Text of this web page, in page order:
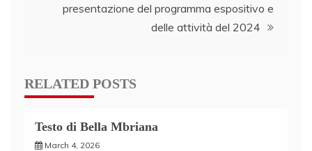
presentazione del programma espositivo e
delle attività del 2024
RELATED POSTS
Testo di Bella Mbriana
March 4, 2026